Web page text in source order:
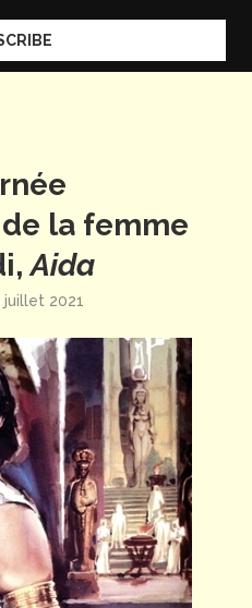
la femme
Aida
juillet 2021